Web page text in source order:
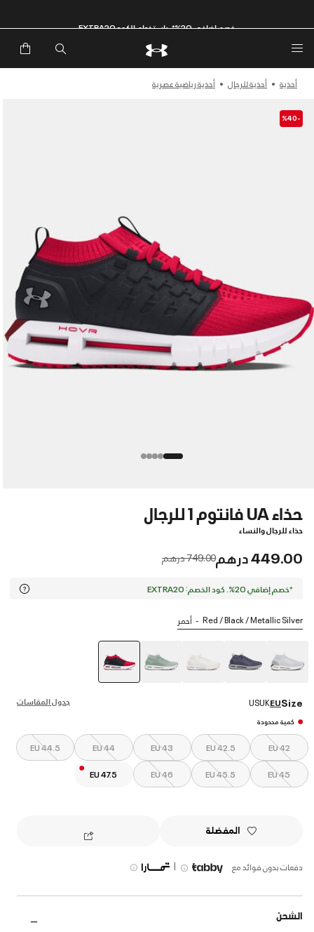
أحذية أحذية للرجال أحذية رياضية عصرية
-%40
حذاء UA فانتوم 1 للرجال
حذاء للرجال والنساء
449.00 درهم Price reduced from
749.00 درهم to
*خصم إضافي 20%. كود الخصم: EXTRA20
Red / Black / Metallic Silver أحمر
جدول المقاسات Size
EU
UK
US
كمية محدودة
EU 42
EU 42.5
EU 43
EU 44
EU 44.5
EU 45
EU 45.5
EU 46
EU 47.5
المفضلة
دفعات بدون فوائد مع |
الشحن